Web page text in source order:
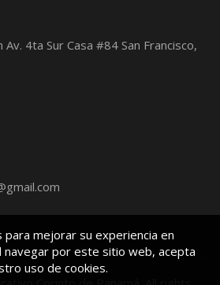
Av. 4ta Sur Casa #84 San Francisco,
para mejorar su experiencia en
navegar por este sitio web, acepta
uso de cookies.